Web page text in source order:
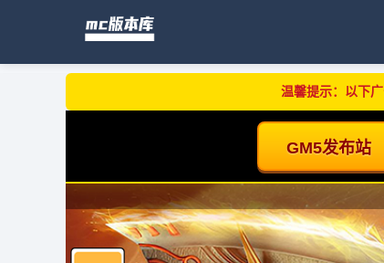
温馨提示：以下